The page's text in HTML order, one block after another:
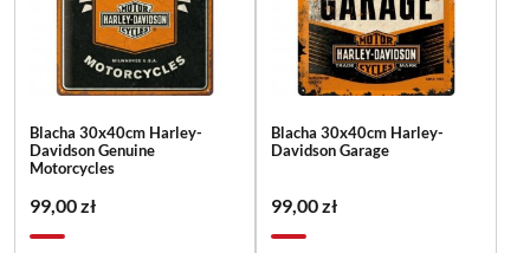
Blacha 30x40cm Harley-
Davidson Genuine
Motorcycles
99,00 zł
Blacha 30x40cm Harley-
Davidson Garage
99,00 zł